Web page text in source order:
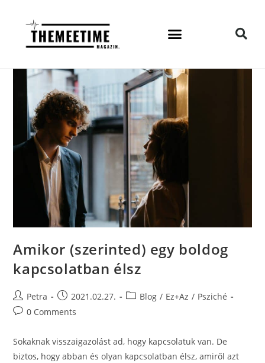
Amikor (szerinted) egy boldog
kapcsolatban élsz
Petra 2021.02.27. Blog / Ez+Az / Psziché
0 Comments
Sokaknak visszaigazolást ad, hogy kapcsolatuk van. De
biztos, hogy abban és olyan kapcsolatban élsz, amiről azt